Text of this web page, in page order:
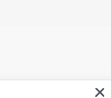
šī gada 21. - 23.novembrī